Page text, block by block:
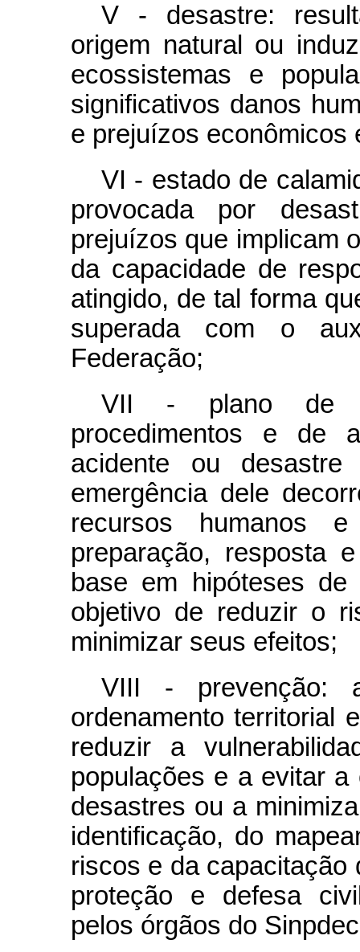
V - desastre:
origem natural ou
ecossistemas e
significativos danos
e prejuízos econômicos
VI - estado de
provocada por
prejuízos que implicam
da capacidade de
atingido, de tal forma
superada com o
Federação;
VII - plano de
procedimentos e de
acidente ou
emergência dele
recursos humanos
preparação, resposta
base em hipóteses
objetivo de reduzir o
minimizar seus efeitos;
VIII - prevenção:
ordenamento territorial
reduzir a
populações e a evitar
desastres ou a
identificação, do
riscos e da capacitação
proteção e defesa
pelos órgãos do